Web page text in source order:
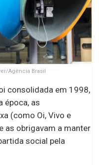
Agência Brasil
consolidada em 1998,
época, as
(como Oi, Vivo e
as obrigavam a manter
social pela